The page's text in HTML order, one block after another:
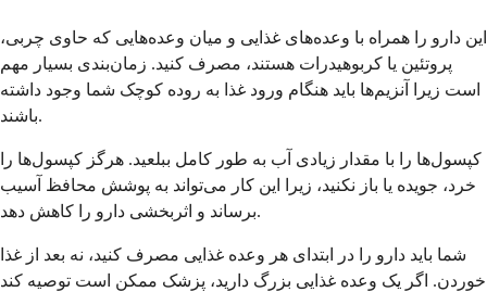
این دارو را همراه با وعده‌های غذایی و میان وعده‌هایی که حاوی چربی،
پروتئین یا کربوهیدرات هستند، مصرف کنید. زمان‌بندی بسیار مهم
است زیرا آنزیم‌ها باید هنگام ورود غذا به روده کوچک شما وجود داشته
باشند.
کپسول‌ها را با مقدار زیادی آب به طور کامل ببلعید. هرگز کپسول‌ها را
خرد، جویده یا باز نکنید، زیرا این کار می‌تواند به پوشش محافظ آسیب
برساند و اثربخشی دارو را کاهش دهد.
شما باید دارو را در ابتدای هر وعده غذایی مصرف کنید، نه بعد از غذا
خوردن. اگر یک وعده غذایی بزرگ دارید، پزشک ممکن است توصیه کند